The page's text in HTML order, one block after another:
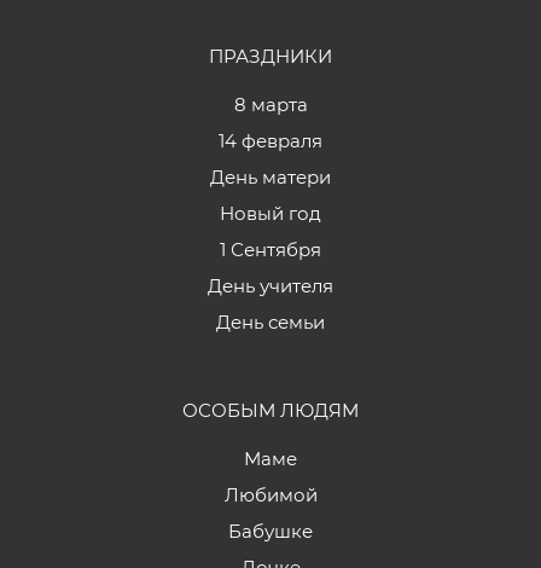
ПРАЗДНИКИ
8 марта
14 февраля
День матери
Новый год
1 Сентября
День учителя
День семьи
ОСОБЫМ ЛЮДЯМ
Маме
Любимой
Бабушке